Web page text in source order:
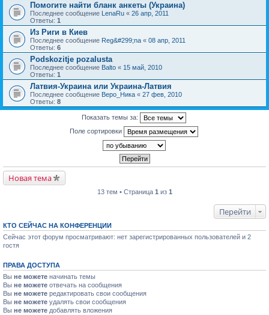
Помогите найти бланк анкеты (Украина)
Последнее сообщение LenaRu « 26 апр, 2011
Ответы: 1
Из Риги в Киев
Последнее сообщение Reg&#299;na « 08 апр, 2011
Ответы: 6
Podskozitje pozalusta
Последнее сообщение Balto « 15 май, 2010
Ответы: 1
Латвия-Украина или Украина-Латвия
Последнее сообщение Веро_Ника « 27 фев, 2010
Ответы: 8
Показать темы за:
Поле сортировки
Новая тема
13 тем • Страница 1 из 1
Перейти
КТО СЕЙЧАС НА КОНФЕРЕНЦИИ
Сейчас этот форум просматривают: нет зарегистрированных пользователей и 2
гостя
ПРАВА ДОСТУПА
Вы не можете начинать темы
Вы не можете отвечать на сообщения
Вы не можете редактировать свои сообщения
Вы не можете удалять свои сообщения
Вы не можете добавлять вложения